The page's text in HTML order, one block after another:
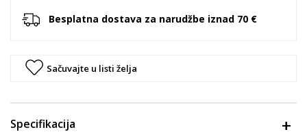
Besplatna dostava za narudžbe iznad 70 €
Sačuvajte u listi želja
Specifikacija